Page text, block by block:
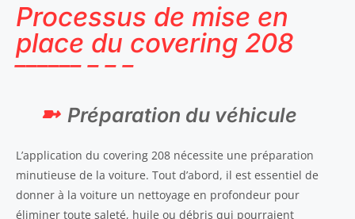
Processus de mise en
place du covering 208
Préparation du véhicule
L’application du covering 208 nécessite une préparation
minutieuse de la voiture. Tout d’abord, il est essentiel de
donner à la voiture un nettoyage en profondeur pour
éliminer toute saleté, huile ou débris qui pourraient